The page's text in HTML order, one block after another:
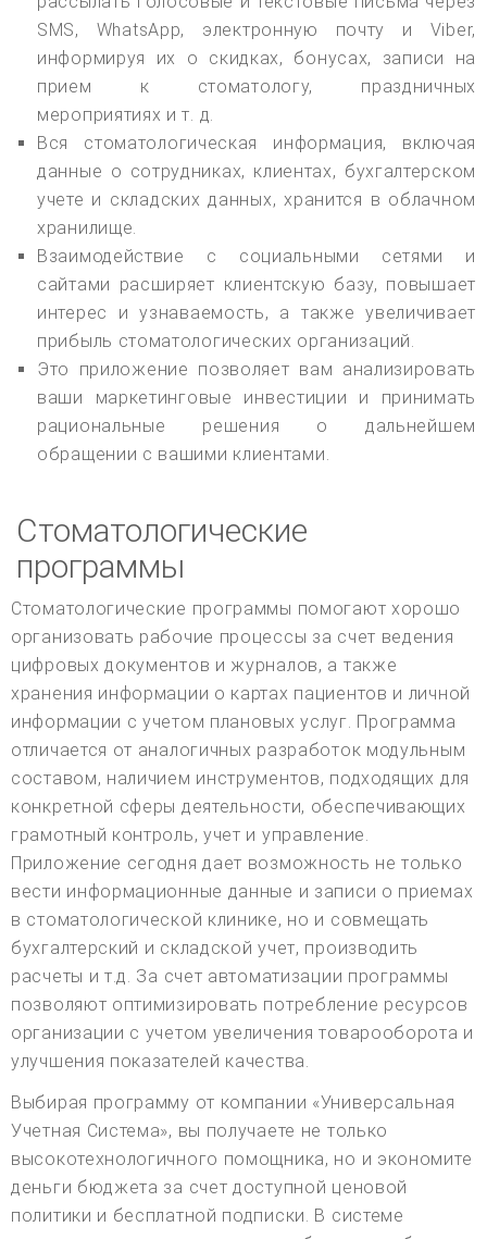
SMS, WhatsApp, электронную почту и Viber,
информируя их о скидках, бонусах, записи на
прием к стоматологу, праздничных
мероприятиях и т. д.
Вся стоматологическая информация, включая
данные о сотрудниках, клиентах, бухгалтерском
учете и складских данных, хранится в облачном
хранилище.
Взаимодействие с социальными сетями и
сайтами расширяет клиентскую базу, повышает
интерес и узнаваемость, а также увеличивает
прибыль стоматологических организаций.
Это приложение позволяет вам анализировать
ваши маркетинговые инвестиции и принимать
рациональные решения о дальнейшем
обращении с вашими клиентами.
Стоматологические
программы
Стоматологические программы помогают хорошо
организовать рабочие процессы за счет ведения
цифровых документов и журналов, а также
хранения информации о картах пациентов и личной
информации с учетом плановых услуг. Программа
отличается от аналогичных разработок модульным
составом, наличием инструментов, подходящих для
конкретной сферы деятельности, обеспечивающих
грамотный контроль, учет и управление.
Приложение сегодня дает возможность не только
вести информационные данные и записи о приемах
в стоматологической клинике, но и совмещать
бухгалтерский и складской учет, производить
расчеты и т.д. За счет автоматизации программы
позволяют оптимизировать потребление ресурсов
организации с учетом увеличения товарооборота и
улучшения показателей качества.
Выбирая программу от компании «Универсальная
Учетная Система», вы получаете не только
высокотехнологичного помощника, но и экономите
деньги бюджета за счет доступной ценовой
политики и бесплатной подписки. В системе